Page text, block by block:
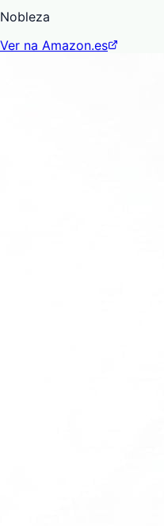
Nobleza
Ver na Amazon.es